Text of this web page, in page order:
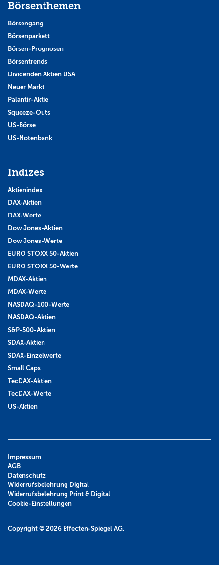
Börsenthemen
Börsengang
Börsenparkett
Börsen-Prognosen
Börsentrends
Dividenden Aktien USA
Neuer Markt
Palantir-Aktie
Squeeze-Outs
US-Börse
US-Notenbank
Indizes
Aktienindex
DAX-Aktien
DAX-Werte
Dow Jones-Aktien
Dow Jones-Werte
EURO STOXX 50-Aktien
EURO STOXX 50-Werte
MDAX-Aktien
MDAX-Werte
NASDAQ-100-Werte
NASDAQ-Aktien
S&P-500-Aktien
SDAX-Aktien
SDAX-Einzelwerte
Small Caps
TecDAX-Aktien
TecDAX-Werte
US-Aktien
Copyright © 2026 Effecten-Spiegel AG.
Impressum
AGB
Datenschutz
Widerrufsbelehrung Digital
Widerrufsbelehrung Print & Digital
Cookie-Einstellungen